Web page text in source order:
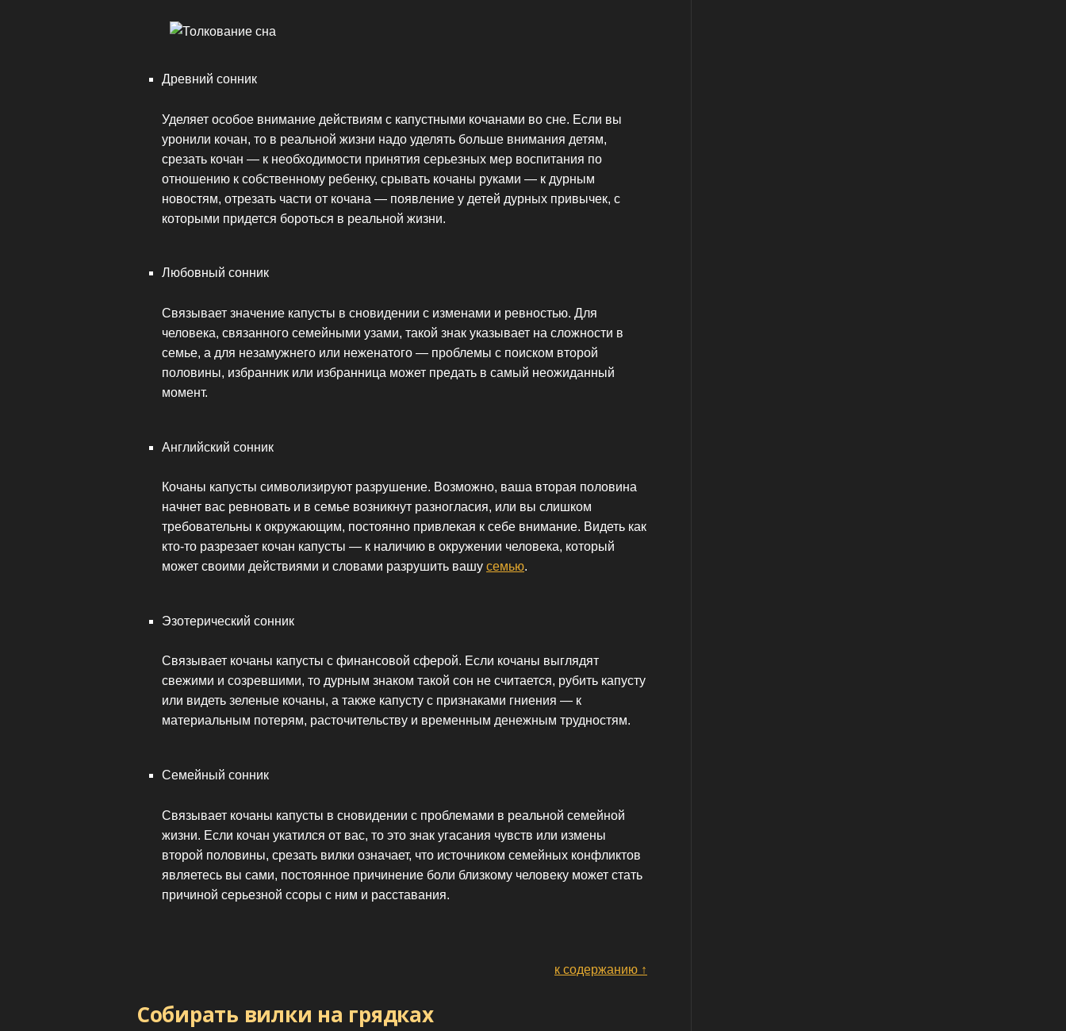
Древний сонник
Уделяет особое внимание действиям с капустными кочанами во сне. Если вы
уронили кочан, то в реальной жизни надо уделять больше внимания детям,
срезать кочан — к необходимости принятия серьезных мер воспитания по
отношению к собственному ребенку, срывать кочаны руками — к дурным
новостям, отрезать части от кочана — появление у детей дурных привычек, с
которыми придется бороться в реальной жизни.
Любовный сонник
Связывает значение капусты в сновидении с изменами и ревностью. Для
человека, связанного семейными узами, такой знак указывает на сложности в
семье, а для незамужнего или неженатого — проблемы с поиском второй
половины, избранник или избранница может предать в самый неожиданный
момент.
Английский сонник
Кочаны капусты символизируют разрушение. Возможно, ваша вторая половина
начнет вас ревновать и в семье возникнут разногласия, или вы слишком
требовательны к окружающим, постоянно привлекая к себе внимание. Видеть как
кто-то разрезает кочан капусты — к наличию в окружении человека, который
может своими действиями и словами разрушить вашу семью.
Эзотерический сонник
Связывает кочаны капусты с финансовой сферой. Если кочаны выглядят
свежими и созревшими, то дурным знаком такой сон не считается, рубить капусту
или видеть зеленые кочаны, а также капусту с признаками гниения — к
материальным потерям, расточительству и временным денежным трудностям.
Семейный сонник
Связывает кочаны капусты в сновидении с проблемами в реальной семейной
жизни. Если кочан укатился от вас, то это знак угасания чувств или измены
второй половины, срезать вилки означает, что источником семейных конфликтов
являетесь вы сами, постоянное причинение боли близкому человеку может стать
причиной серьезной ссоры с ним и расставания.
к содержанию ↑
Собирать вилки на грядках